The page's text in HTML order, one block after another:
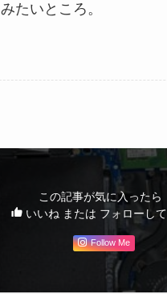
たいところ。
この記事が気に入ったら
いいね または フォローし
Follow Me